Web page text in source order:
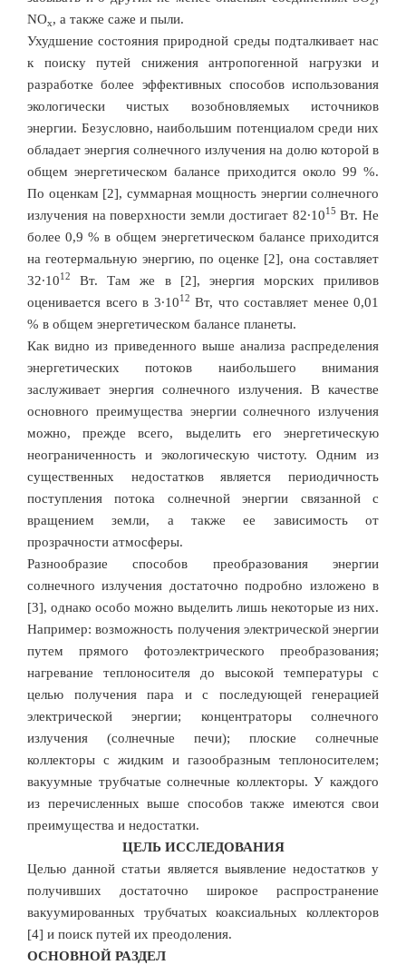
NOx, а также саже и пыли.
Ухудшение состояния природной среды подталкивает нас
к поиску путей снижения антропогенной нагрузки и
разработке более эффективных способов использования
экологически чистых возобновляемых источников
энергии. Безусловно, наибольшим потенциалом среди них
обладает энергия солнечного излучения на долю которой в
общем энергетическом балансе приходится около 99 %.
По оценкам [2], суммарная мощность энергии солнечного
излучения на поверхности земли достигает 82∙1015 Вт. Не
более 0,9 % в общем энергетическом балансе приходится
на геотермальную энергию, по оценке [2], она составляет
32∙1012
Вт. Там же в [2], энергия морских приливов
оценивается всего в 3∙1012 Вт, что составляет менее 0,01
% в общем энергетическом балансе планеты.
Как видно из приведенного выше анализа распределения
энергетических потоков наибольшего внимания
заслуживает энергия солнечного излучения. В качестве
основного преимущества энергии солнечного излучения
можно, прежде всего, выделить его энергетическую
неограниченность и экологическую чистоту. Одним из
существенных недостатков является периодичность
поступления потока солнечной энергии связанной с
вращением земли, а также ее зависимость от
прозрачности атмосферы.
Разнообразие способов преобразования энергии
солнечного излучения достаточно подробно изложено в
[3], однако особо можно выделить лишь некоторые из них.
Например: возможность получения электрической энергии
путем прямого фотоэлектрического преобразования;
нагревание теплоносителя до высокой температуры с
целью получения пара и с последующей генерацией
электрической энергии; концентраторы солнечного
излучения (солнечные печи); плоские солнечные
коллекторы с жидким и газообразным теплоносителем;
вакуумные трубчатые солнечные коллекторы. У каждого
из перечисленных выше способов также имеются свои
преимущества и недостатки.
ЦЕЛЬ ИССЛЕДОВАНИЯ
Целью данной статьи является выявление недостатков у
получивших достаточно широкое распространение
вакуумированных трубчатых коаксиальных коллекторов
[4] и поиск путей их преодоления.
ОСНОВНОЙ РАЗДЕЛ